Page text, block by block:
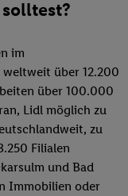
im
über 12.200
über 100.000
Lidl möglich zu
zu
Filialen
und Bad
Immobilien oder